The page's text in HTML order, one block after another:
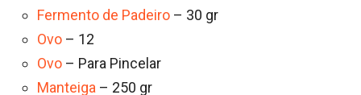
Fermento de Padeiro – 30 gr
Ovo – 12
Ovo – Para Pincelar
Manteiga – 250 gr